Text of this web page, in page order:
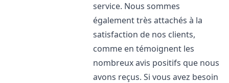
service. Nous sommes
également très attachés à la
satisfaction de nos clients,
comme en témoignent les
nombreux avis positifs que nous
avons reçus. Si vous avez besoin